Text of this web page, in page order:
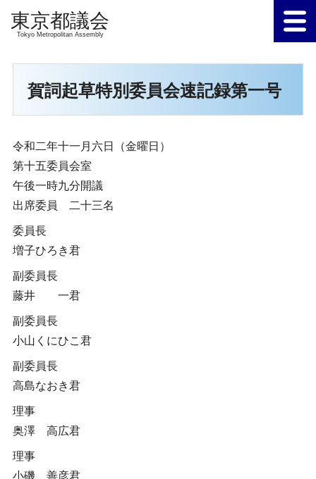
Tokyo Metropolitan Assembly
賀詞起草特別委員会速記録第一号
令和二年十一月六日（金曜日）
第十五委員会室
午後一時九分開議
出席委員 二十三名
委員長
増子ひろき君
副委員長
藤井 一君
副委員長
小山くにひこ君
副委員長
高島なおき君
理事
奥澤 高広君
理事
小磯 善彦君